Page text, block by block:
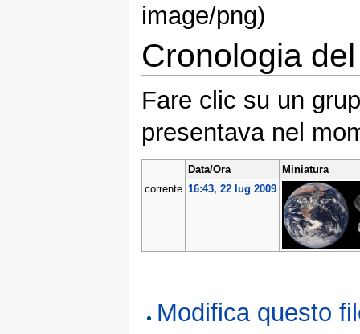
image/png)
Cronologia
Fare clic su un
presentava nel
Data/Ora
Miniatura
corrente 16:43, 22 lug 2009
Modifica questo